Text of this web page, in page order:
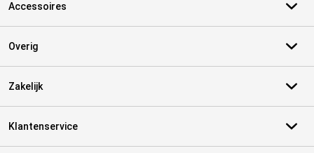
Accessoires
Overig
Zakelijk
Klantenservice